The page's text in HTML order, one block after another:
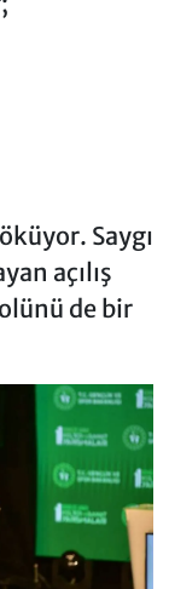
Saygı
açılış
de bir